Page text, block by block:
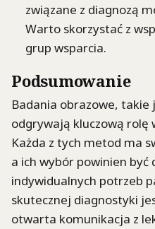
związane z diagnozą
Warto skorzystać z
grup wsparcia.
Podsumowanie
Badania obrazowe, takie
odgrywają kluczową rolę
Każda z tych metod ma
a ich wybór powinien być
indywidualnych potrzeb
skutecznej diagnostyki
otwarta komunikacja z